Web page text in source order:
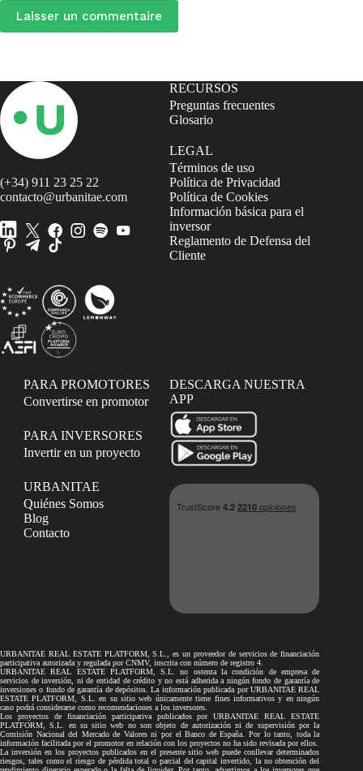
Laisser un commentaire
(+34) 911 23 25 22
contacto@urbanitae.com
RECURSOS
Preguntas frecuentes
Glosario
LEGAL
Términos de uso
Política de Privacidad
Política de Cookies
Información básica para el
inversor
Reglamento de Defensa del
Cliente
PARA PROMOTORES
Convertirse en promotor
PARA INVERSORES
Invertir en un proyecto
URBANITAE
Quiénes Somos
Blog
Contacto
DESCARGA NUESTRA
APP
URBANITAE REAL ESTATE PLATFORM, S.L., es un proveedor de servicios de financiación
participativa autorizada y regulada por CNMV, inscrita con número de registro 4.
URBANITAE REAL ESTATE PLATFORM, S.L. no ostenta la condición de empresa de
servicios de inversión, ni de entidad de crédito y no está adherida a ningún fondo de garantía de
inversiones o fondo de garantía de depósitos. La información publicada por URBANITAE REAL
ESTATE PLATFORM, S.L. en su sitio web únicamente tiene fines informativos y en ningún
caso podrá considerarse como recomendaciones a los inversores.
Los proyectos de financiación participativa publicados por URBANITAE REAL ESTATE
PLATFORM, S.L. en su sitio web no son objeto de autorización ni de supervisión por la
Comisión Nacional del Mercado de Valores ni por el Banco de España. Por lo tanto, toda la
información facilitada por el promotor en relación con los proyectos no ha sido revisada por ellos.
La inversión en los proyectos publicados en el presente sitio web puede conllevar determinados
riesgos, tales como el riesgo de pérdida total o parcial del capital invertido, la no obtención del